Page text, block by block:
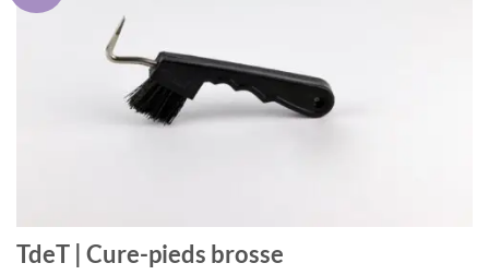
TdeT | Cure-pieds brosse